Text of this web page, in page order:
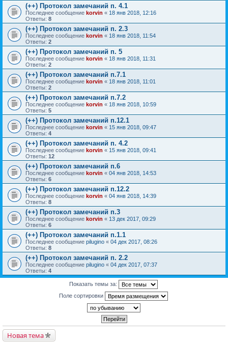
(++) Протокол замечаний п. 4.1
Последнее сообщение korvin « 18 янв 2018, 12:16
Ответы: 8
(++) Протокол замечаний п. 2.3
Последнее сообщение korvin « 18 янв 2018, 11:54
Ответы: 2
(++) Протокол замечаний п. 5
Последнее сообщение korvin « 18 янв 2018, 11:31
Ответы: 2
(++) Протокол замечаний п.7.1
Последнее сообщение korvin « 18 янв 2018, 11:01
Ответы: 2
(++) Протокол замечаний п.7.2
Последнее сообщение korvin « 18 янв 2018, 10:59
Ответы: 5
(++) Протокол замечаний п.12.1
Последнее сообщение korvin « 15 янв 2018, 09:47
Ответы: 4
(++) Протокол замечаний п. 4.2
Последнее сообщение korvin « 15 янв 2018, 09:41
Ответы: 12
(++) Протокол замечаний п.6
Последнее сообщение korvin « 04 янв 2018, 14:53
Ответы: 6
(++) Протокол замечаний п.12.2
Последнее сообщение korvin « 04 янв 2018, 14:39
Ответы: 8
(++) Протокол замечаний п.3
Последнее сообщение korvin « 13 дек 2017, 09:29
Ответы: 6
(++) Протокол замечаний п.1.1
Последнее сообщение pilugino « 04 дек 2017, 08:26
Ответы: 8
(++) Протокол замечаний п. 2.2
Последнее сообщение pilugino « 04 дек 2017, 07:37
Ответы: 4
Показать темы за:
Поле сортировки
Новая тема